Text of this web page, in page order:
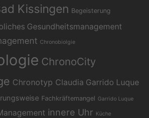
Kissingen Begeisterung
Gesundheitsmanagement
Chronobiolgie
ChronoCity
Chronotyp Claudia Garrido Luque
Fachkräftemangel Garrido Luque
innere Uhr Küche